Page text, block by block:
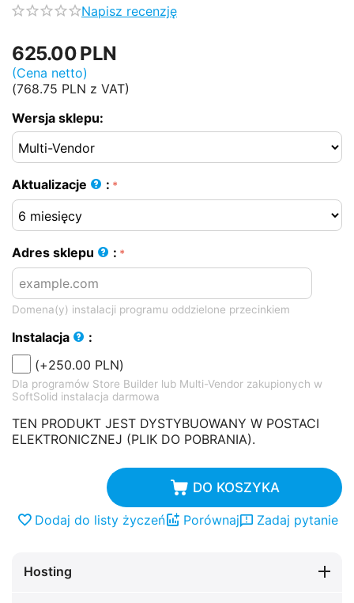
Napisz recenzję
625.00PLN
(Cena netto)
(768.75 PLN z VAT)
Wersja sklepu:
Aktualizacje :
Adres sklepu :
Domena(y) instalacji programu oddzielone przecinkiem
Instalacja
:
(+250.00 PLN)
Dla programów Store Builder lub Multi-Vendor zakupionych w
SoftSolid instalacja darmowa
TEN PRODUKT JEST DYSTYBUOWANY W POSTACI
ELEKTRONICZNEJ (PLIK DO POBRANIA).
DO KOSZYKA
Dodaj do listy życzeń Porównaj Zadaj pytanie
Hosting